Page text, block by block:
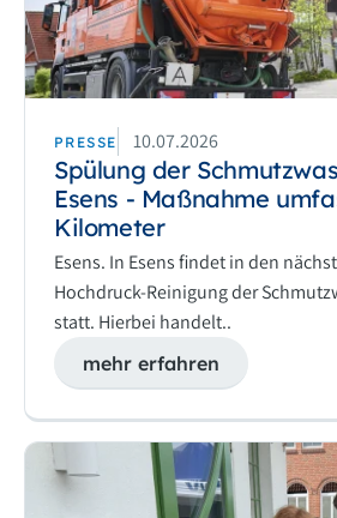
PRESSE 10.07.2026
Spülung der
Esens - Maßnahme
Kilometer
Esens. In Esens findet in den
Hochdruck-Reinigung der
statt. Hierbei handelt..
mehr erfahren